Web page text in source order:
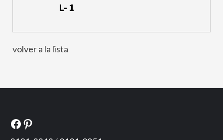
L- 1
volver a la lista
Facebook
Pinterest